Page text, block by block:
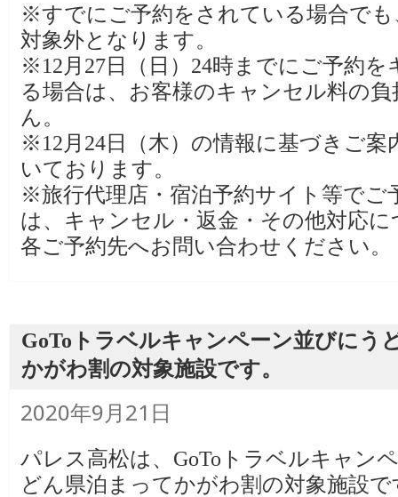
※すでにご予約をされている場合で
対象外となります。
※12月27日（日）24時までにご予約
る場合は、お客様のキャンセル料の
ん。
※12月24日（木）の情報に基づきご案
いております。
※旅行代理店・宿泊予約サイト等でご
は、キャンセル・返金・その他対応
各ご予約先へお問い合わせください。
GoToトラベルキャンペーン並びにう
かがわ割の対象施設です。
投
日:
2020年9月21日
パレス高松は、GoToトラベルキャン
どん県泊まってかがわ割の対象施設で